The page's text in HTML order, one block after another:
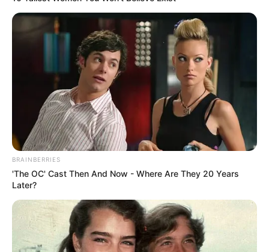
BRAINBERRIES
'The OC' Cast Then And Now - Where Are They 20 Years
Later?